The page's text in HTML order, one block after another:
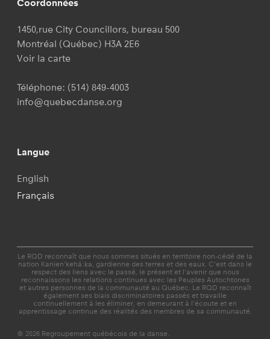
Coordonnées
1450,rue City Councillors, bureau 500
Montréal (Québec) H3A 2E6
Voir la carte
Téléphone: (514) 849-4003
info@quebecdanse.org
Langue
English
Français
Le RQD reconnaît que nous sommes situés en territoire non-cédé de la
nation Kanien'kehá:ka, gardienne des terres et des eaux. C’est dans le
respect des liens avec le passé, le présent et l'avenir que nous
reconnaissons les relations continues avec les Peuples Autochtones
et autres personnes de la communauté au Québec. Le RQD reconnaît
également ses biais discriminatoires passés et travaille
continuellement à les éliminer, en demeurant à l'écoute et en
apprentissage continue des réalités des membres de sa communauté.
© 2026 Regroupement québécois de la danse.